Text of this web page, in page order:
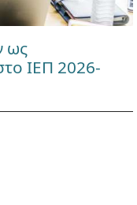
ως
ΙΕΠ 2026-